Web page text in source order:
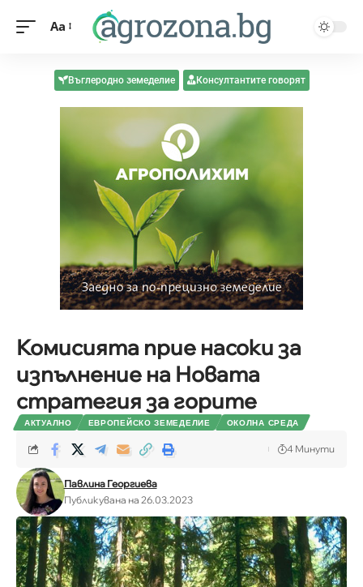
Aa
Въглеродно земеделие Консултантите говорят
Комисията прие насоки за
изпълнение на Новата
стратегия за горите
АКТУАЛНО ЕВРОПЕЙСКО ЗЕМЕДЕЛИЕ ОКОЛНА СРЕДА
Павлина Георгиева
Публикувана на 26.03.2023
4 Минути